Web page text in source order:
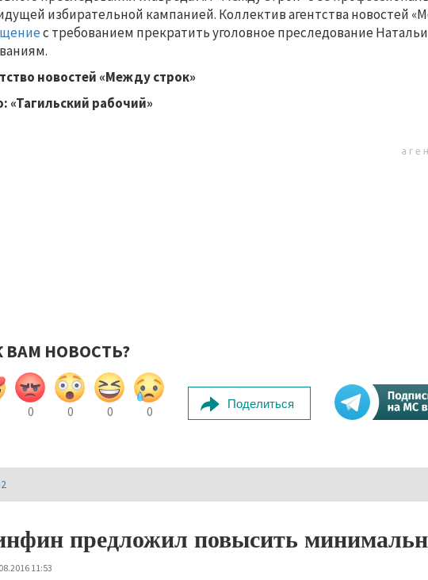
избирательной кампанией. Коллектив агентства новостей
с требованием прекратить уголовное преследование
новостей «Между строк»
«Тагильский рабочий»
ВАМ НОВОСТЬ?
0 0 0 0
Поделиться
предложил повысить
11:53